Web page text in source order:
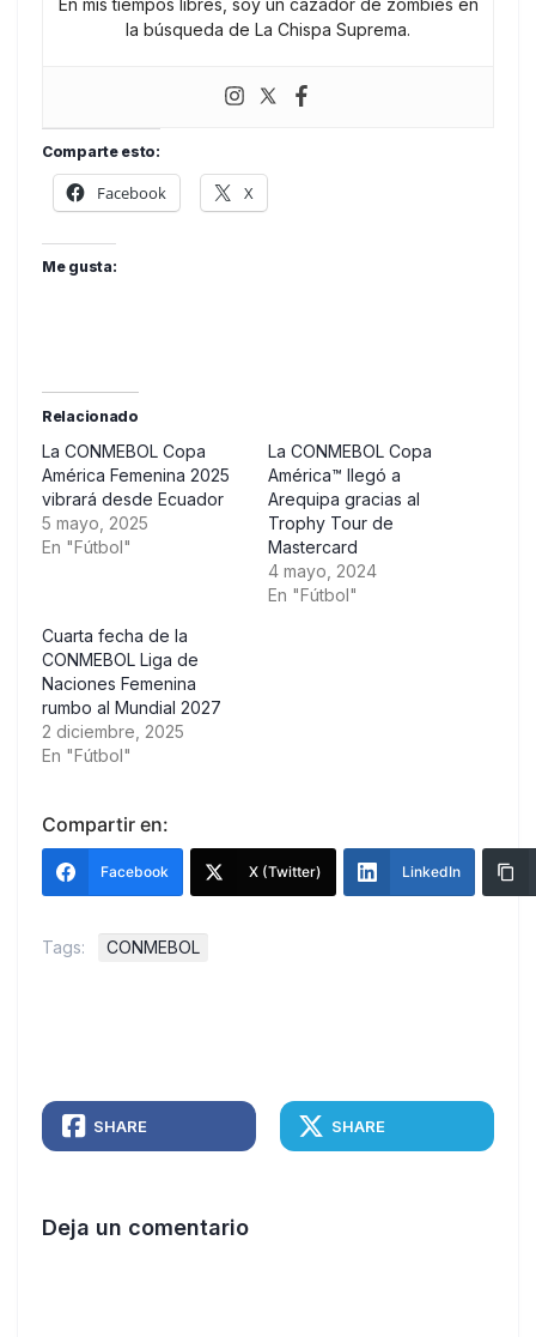
En mis tiempos libres, soy un cazador de zombies en
la búsqueda de La Chispa Suprema.
Comparte esto:
Facebook X
Me gusta:
Relacionado
La CONMEBOL Copa
América Femenina 2025
vibrará desde Ecuador
5 mayo, 2025
En "Fútbol"
La CONMEBOL Copa
América™ llegó a
Arequipa gracias al
Trophy Tour de
Mastercard
4 mayo, 2024
En "Fútbol"
Cuarta fecha de la
CONMEBOL Liga de
Naciones Femenina
rumbo al Mundial 2027
2 diciembre, 2025
En "Fútbol"
Compartir en:
Facebook X (Twitter) LinkedIn
Tags: CONMEBOL
SHARE SHARE
Deja un comentario